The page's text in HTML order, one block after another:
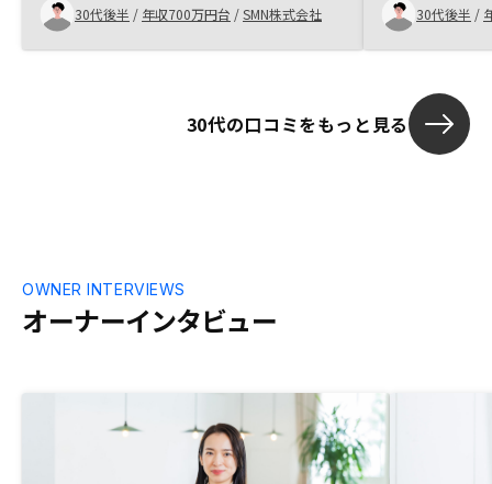
30代後半 / 年収700万円台 /SMN株式会社 30代後半 /
30代の口コミをもっと見る
オーナーインタビュー
OWNER INTERVIEWS